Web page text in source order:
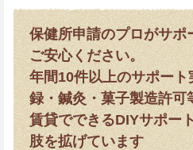
保健所申請のプロがサポ
ご安心ください。
年間10件以上のサポー
録・鍼灸・菓子製造許可
賃貸でできるDIYサポー
肢を拡げています